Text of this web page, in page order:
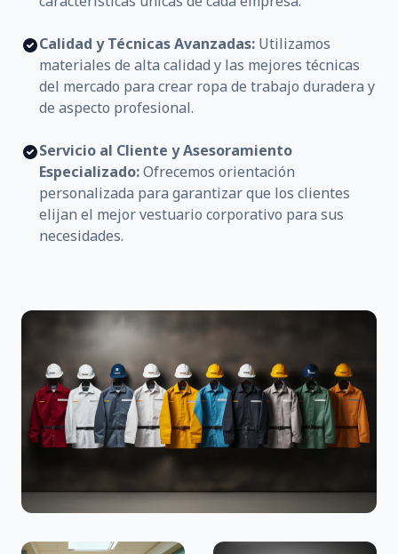
Calidad y Técnicas Avanzadas: Utilizamos
materiales de alta calidad y las mejores técnicas
del mercado para crear ropa de trabajo duradera y
de aspecto profesional.
Servicio al Cliente y Asesoramiento
Especializado:Ofrecemos orientación
personalizada para garantizar que los clientes
elijan el mejor vestuario corporativo para sus
necesidades.